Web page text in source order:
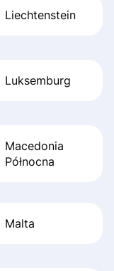
Liechtenstein
Luksemburg
Macedonia
Północna
Malta